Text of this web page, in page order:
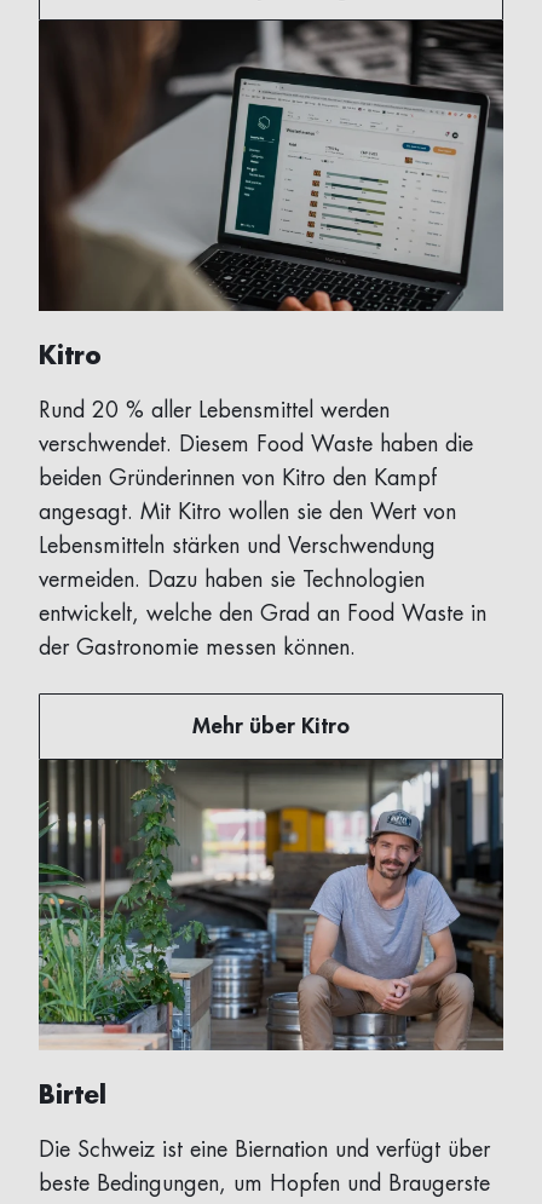
Kitro
Rund 20 % aller Lebensmittel werden
verschwendet. Diesem Food Waste haben die
beiden Gründerinnen von Kitro den Kampf
angesagt. Mit Kitro wollen sie den Wert von
Lebensmitteln stärken und Verschwendung
vermeiden. Dazu haben sie Technologien
entwickelt, welche den Grad an Food Waste in
der Gastronomie messen können.
Mehr über Kitro
Birtel
Die Schweiz ist eine Biernation und verfügt über
beste Bedingungen, um Hopfen und Braugerste